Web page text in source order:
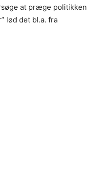
at præge politikken
lød det bl.a. fra